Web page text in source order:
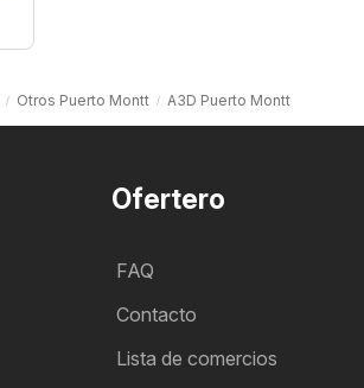
Otros Puerto Montt A3D Puerto Montt
Ofertero
FAQ
Contacto
Lista de comercios